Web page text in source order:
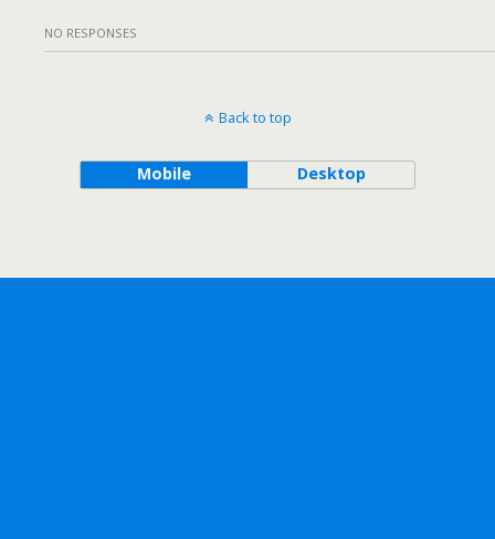
NO RESPONSES
Back to top
Mobile Desktop